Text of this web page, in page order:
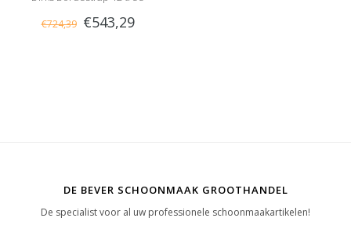
€724,39 €543,29
DE BEVER SCHOONMAAK GROOTHANDEL
De specialist voor al uw professionele schoonmaakartikelen!